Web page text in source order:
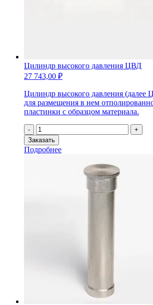
Цилиндр высокого давления ЦВД
27 743,00 ₽
Цилиндр высокого давления (далее
для размещения в нем
пластинки с образцом материала.
-
Количество
товара
Цилиндр
высокого
+
Заказать
Подробнее